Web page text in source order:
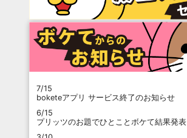
7/15
boketeアプリ サービス終了のお知らせ
6/15
プリッツのお題でひとことボケて結果発表